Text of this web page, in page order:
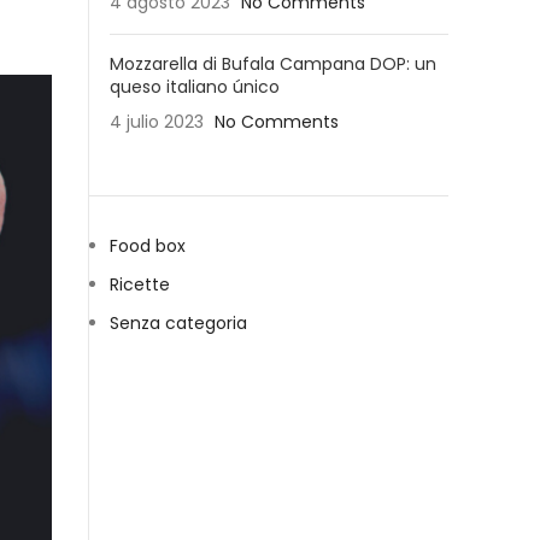
Mozzarella di Bufala Campana DOP: un
queso italiano único
4 julio 2023 No Comments
Food box
Ricette
Senza categoria